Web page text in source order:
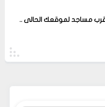
مساجد لموقعك الحالى ..